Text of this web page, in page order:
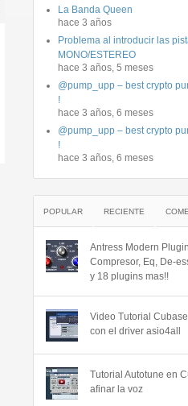
La Banda Queen
hace 3 años
Problema al introducir las
MONO/ESTEREO
hace 3 años, 5 meses
@pump_upp – best crypto
!
hace 3 años, 6 meses
@pump_upp – best crypto
!
hace 3 años, 6 meses
POPULAR RECIENTE
Antress Modern
Compresor, Eq, De-
y 18 plugins mas!!
Video Tutorial
con el driver asio4all
Tutorial Autotune en
afinar la voz